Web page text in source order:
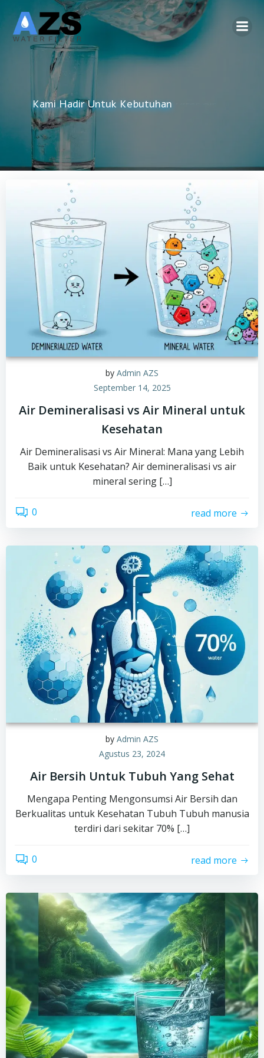
Skip
to
content
Kami Hadir Untuk Kebutuhan
by Admin AZS
September 14, 2025
Air Demineralisasi vs Air Mineral untuk
Kesehatan
Air Demineralisasi vs Air Mineral: Mana yang Lebih
Baik untuk Kesehatan? Air demineralisasi vs air
mineral sering […]
0 read more
by Admin AZS
Agustus 23, 2024
Air Bersih Untuk Tubuh Yang Sehat
Mengapa Penting Mengonsumsi Air Bersih dan
Berkualitas untuk Kesehatan Tubuh Tubuh manusia
terdiri dari sekitar 70% […]
0 read more